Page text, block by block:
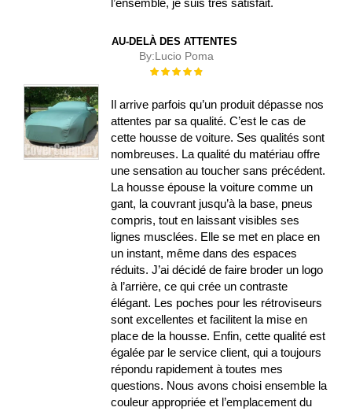
l’ensemble, je suis très satisfait.
AU-DELÀ DES ATTENTES
By:Lucio Poma
Évaluation :
Il arrive parfois qu’un produit dépasse nos
attentes par sa qualité. C’est le cas de
cette housse de voiture. Ses qualités sont
nombreuses. La qualité du matériau offre
une sensation au toucher sans précédent.
La housse épouse la voiture comme un
gant, la couvrant jusqu’à la base, pneus
compris, tout en laissant visibles ses
lignes musclées. Elle se met en place en
un instant, même dans des espaces
réduits. J’ai décidé de faire broder un logo
à l’arrière, ce qui crée un contraste
élégant. Les poches pour les rétroviseurs
sont excellentes et facilitent la mise en
place de la housse. Enfin, cette qualité est
égalée par le service client, qui a toujours
répondu rapidement à toutes mes
questions. Nous avons choisi ensemble la
couleur appropriée et l’emplacement du